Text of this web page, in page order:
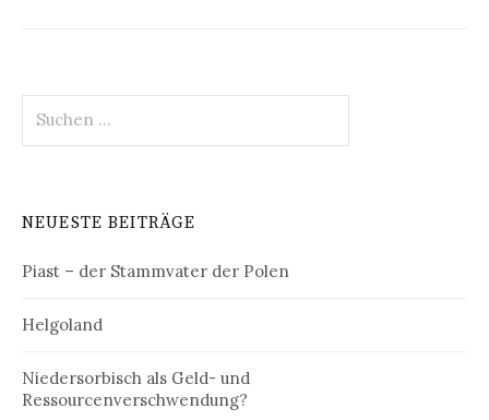
nach:
NEUESTE BEITRÄGE
Piast – der Stammvater der Polen
Helgoland
Niedersorbisch als Geld- und
Ressourcenverschwendung?